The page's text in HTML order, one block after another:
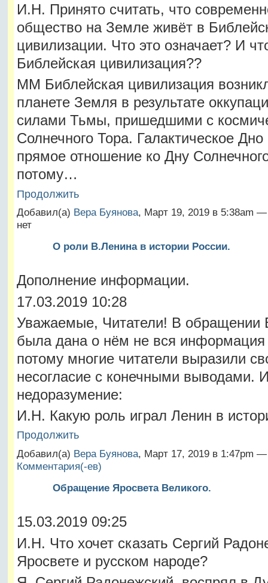
И.Н. Принято считать, что
общество на Земле живёт в
цивилизации. Что это означает? И
Библейская цивилизация??
ММ Библейская цивилизация
планете Земля в результате
силами Тьмы, пришедшими с
Солнечного Тора. Галактическое Дно
прямое отношение ко Дну
потому…
Продолжить
Добавил(а) Вера Буянова, Март 19, 2019 в 5:38am
нет
О роли В.Ленина в истории России.
Дополнение информации.
17.03.2019 10:28
Уважаемые, Читатели! В обращении
была дана о нём не вся
потому многие читатели выразили
несогласие с конечными выводами.
недоразумение:
И.Н. Какую роль играл Ленин в
Продолжить
Добавил(а) Вера Буянова, Март 17, 2019 в 1:47pm
Комментария(-ев)
Обращение Яросвета Великого.
15.03.2019 09:25
И.Н. Что хочет сказать Сергий
Яросвете и русском народе?